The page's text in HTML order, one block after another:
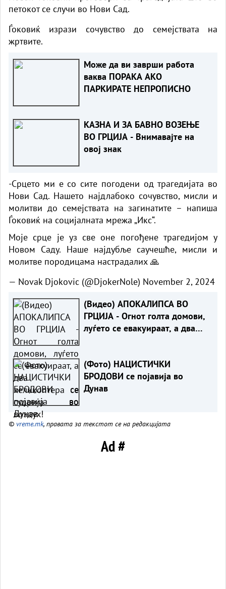
петокот се случи во Нови Сад.
Ѓоковиќ изрази сочувство до семејствата на
жртвите.
Може да ви заврши работа
ваква ПОРАКА АКО
ПАРКИРАТЕ НЕПРОПИСНО
КАЗНА И ЗА БАВНО ВОЗЕЊЕ
ВО ГРЦИЈА - Внимавајте на
овој знак
-Срцето ми е со сите погодени од трагедијата во
Нови Сад. Нашето најдлабоко сочувство, мисли и
молитви до семејствата на загинатите – напиша
Ѓоковиќ на социјалната мрежа „Икс“.
Моје срце је уз све оне погођене трагедијом у
Новом Саду. Наше најдубље саучешће, мисли и
молитве породицама настрадалих 🙏
— Novak Djokovic (@DjokerNole) November 2, 2024
(Видео) АПОКАЛИПСА ВО
ГРЦИЈА - Огнот голта домови,
луѓето се евакуираат, а два
(Фото) НАЦИСТИЧКИ
БРОДОВИ се појавија во
Дунав
© vreme.mk, правата за текстот се на редакцијата
Ad #